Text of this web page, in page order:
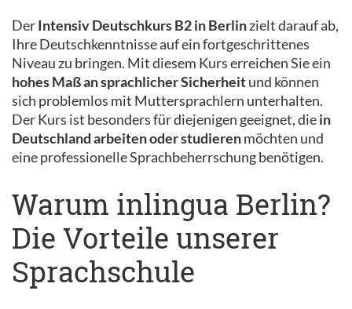
DerIntensiv Deutschkurs B2 in Berlinzielt darauf ab,
Ihre Deutschkenntnisse auf ein fortgeschrittenes
Niveau zu bringen. Mit diesem Kurs erreichen Sie ein
hohes Maß an sprachlicher Sicherheitund können
sich problemlos mit Muttersprachlern unterhalten.
Der Kurs ist besonders für diejenigen geeignet, diein
Deutschland arbeiten oder studierenmöchten und
eine professionelle Sprachbeherrschung benötigen.
Warum inlingua Berlin?
Die Vorteile unserer
Sprachschule